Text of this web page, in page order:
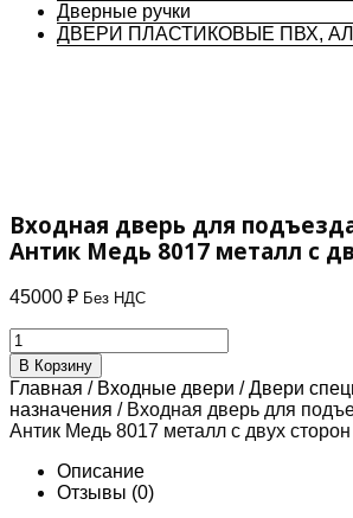
Дверные ручки
ДВЕРИ ПЛАСТИКОВЫЕ ПВХ,
Входная дверь для
Антик Медь 8017 металл с
45000 ₽ Без НДС
Количество
товара
Входная
дверь
для
подъезда
под
заказ
В Корзину
Главная / Входные двери /Двери
назначения / Входная дверь для
Антик Медь 8017 металл с двух сторон
Описание
Отзывы (0)